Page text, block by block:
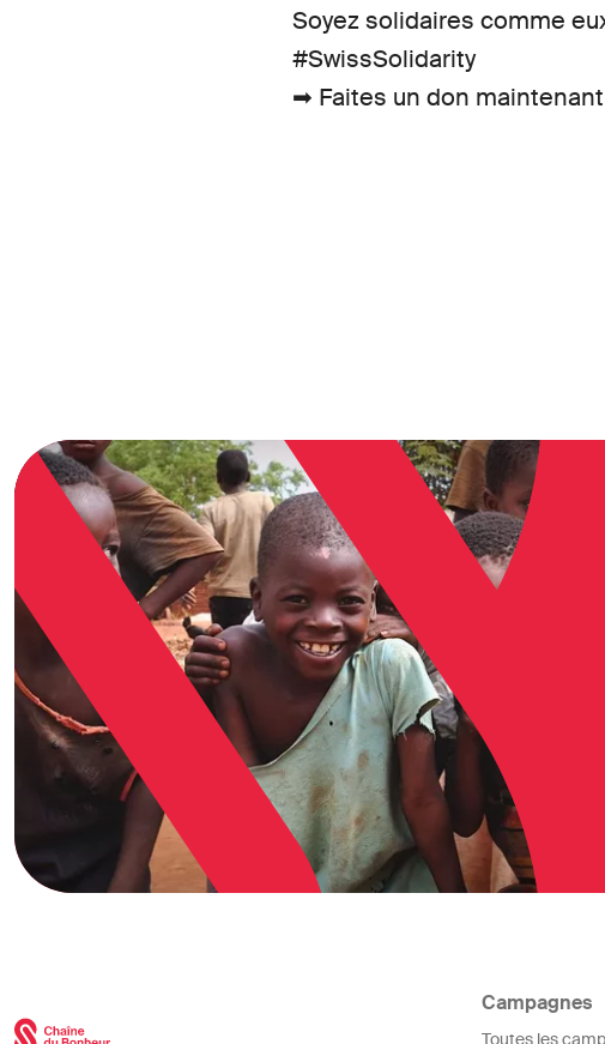
Soyez solidaires comme
#SwissSolidarity
➡ Faites un don
Campagnes
Toutes les